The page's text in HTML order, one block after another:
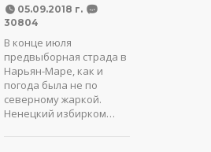
05.09.2018 г.
30804
В конце июля
предвыборная страда в
Нарьян-Маре, как и
погода была не по
северному жаркой.
Ненецкий избирком…